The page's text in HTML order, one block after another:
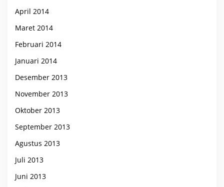
April 2014
Maret 2014
Februari 2014
Januari 2014
Desember 2013
November 2013
Oktober 2013
September 2013
Agustus 2013
Juli 2013
Juni 2013